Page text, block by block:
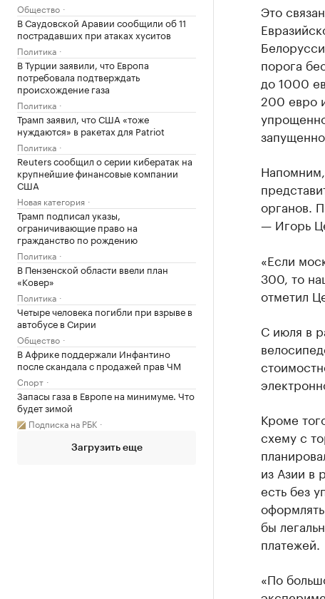
Общество
В Саудовской Аравии сообщили об 11
пострадавших при атаках хуситов
Политика
В Турции заявили, что Европа
потребовала подтверждать
происхождение газа
Политика
Трамп заявил, что США «тоже
нуждаются» в ракетах для Patriot
Политика
Reuters сообщил о серии кибератак на
крупнейшие финансовые компании
США
Новая категория
Трамп подписал указы,
ограничивающие право на
гражданство по рождению
Политика
В Пензенской области ввели план
«Ковер»
Политика
Четыре человека погибли при взрыве в
автобусе в Сирии
Общество
В Африке поддержали Инфантино
после скандала с продажей прав ЧМ
Спорт
Запасы газа в Европе на минимуме. Что
будет зимой
Подписка на РБК
Загрузить еще
Это
порога
до 1000
200 евро
органов.
— Игорь
«Если
300, то
отметил
С июля в
Кроме
схему с
из Азии в
есть без
бы
платежей.
«По